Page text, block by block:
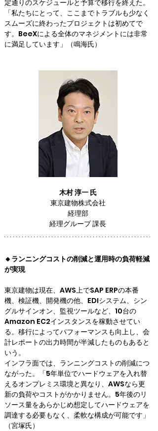
定通りのスケジュールと予算で移行を終えた。
「私たちにとって、ここまでトラブルも少なく
スムーズに終わったプロジェクトは初めてで
す。BeeXによる全体のマネジメントには非常
に満足しています」（鳴海氏）
木村 淳一 氏
東京建物株式会社
経理部
経理グループ 課長
🔸ランニングコストの削減と運用時の負荷軽減
が実現
東京建物は現在、AWS上でSAP ERPの本番
機、検証機、開発機の他、EDIシステム、シン
グルサインオン、監視ツールなど、10台の
Amazon EC2インスタンスを稼動させてい
る。移行によってパフォーマンスも向上し、会
計レポートの出力時間が半減したものもあると
いう。
インフラ面では、ランニングコストの削減につ
ながった。「5年単位でハードウェアを入れ替
えるオンプレミス環境と異なり、AWSなら更
新の負荷やコストがかかりません。5年後のリ
ソース量をあらかじめ想定してハードウェアを
調達する必要もなく、柔軟な構成が可能です」
（宮塚氏）